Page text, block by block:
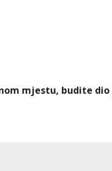
mjestu, budite dio